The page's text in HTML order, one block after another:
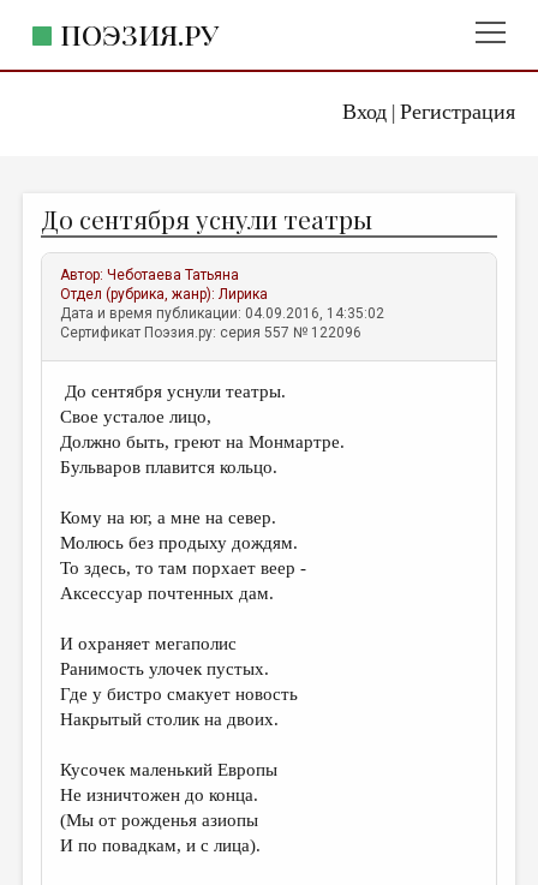
Вход| Регистрация
ПОЭЗИЯ.РУ
ЖАНРЫ
АВТОРЫ
КОММЕНТАРИИ
ЛИТСАЛОН
НОВОСТИ
ПРАВИЛА САЙТА
ИЗБРАННОЕ
ДАЙДЖЕСТ
ПЕРЕВОДЫ
КОНКУРСЫ
КНИЖНАЯ ПОЛКА
ОБЗОР ЛИТЕРАТУРЫ
До сентября уснули театры
Автор:Чеботаева Татьяна
Отдел (рубрика, жанр):Лирика
Дата и время публикации: 04.09.2016, 14:35:02
Сертификат Поэзия.ру: серия 557 № 122096
До сентября уснули театры.
Свое усталое лицо,
Должно быть, греют на Монмартре.
Бульваров плавится кольцо.
Кому на юг, а мне на север.
Молюсь без продыху дождям.
То здесь, то там порхает веер -
Аксессуар почтенных дам.
И охраняет мегаполис
Ранимость улочек пустых.
Где у бистро смакует новость
Накрытый столик на двоих.
Кусочек маленький Европы
Не изничтожен до конца.
(Мы от рожденья азиопы
И по повадкам, и с лица).